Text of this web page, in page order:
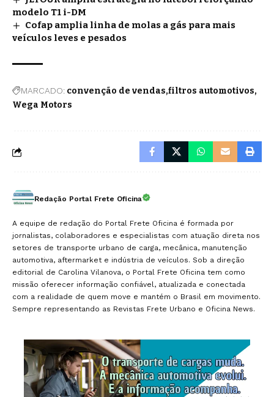
modelo T1 i-DM
Cofap amplia linha de molas a gás para mais
veículos leves e pesados
MARCADO: convenção de vendas filtros automotivos
Wega Motors
Redação Portal Frete Oficina
A equipe de redação do Portal Frete Oficina é formada por
jornalistas, colaboradores e especialistas com atuação direta nos
setores de transporte urbano de carga, mecânica, manutenção
automotiva, aftermarket e indústria de veículos. Sob a direção
editorial de Carolina Vilanova, o Portal Frete Oficina tem como
missão oferecer informação confiável, atualizada e conectada
com a realidade de quem move e mantém o Brasil em movimento.
Sempre representando as Revistas Frete Urbano e Oficina News.